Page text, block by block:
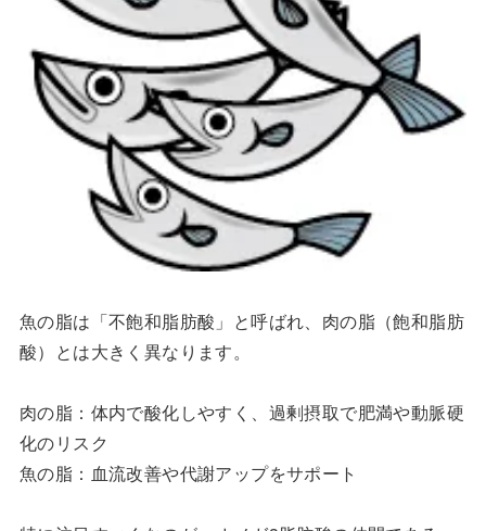
魚の脂は「不飽和脂肪酸」と呼ばれ、肉の脂（飽和脂肪
酸）とは大きく異なります。
肉の脂：体内で酸化しやすく、過剰摂取で肥満や動脈硬
化のリスク
魚の脂：血流改善や代謝アップをサポート